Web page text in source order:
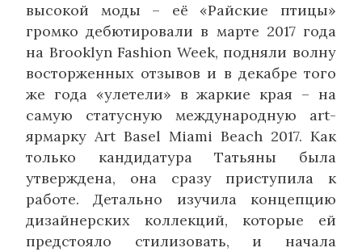
высокой моды – её «Райские птицы»
громко дебютировали в марте 2017 года
на Brooklyn Fashion Week, подняли волну
восторженных отзывов и в декабре того
же года «улетели» в жаркие края – на
самую статусную международную art-
ярмарку Art Basel Miami Beach 2017. Как
только кандидатура Татьяны была
утверждена, она сразу приступила к
работе. Детально изучила концепцию
дизайнерских коллекций, которые ей
предстояло стилизовать, и начала